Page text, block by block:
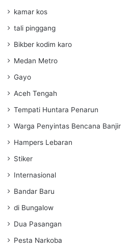
kamar kos
tali pinggang
Bikber kodim karo
Medan Metro
Gayo
Aceh Tengah
Tempati Huntara Penarun
Warga Penyintas Bencana Banjir
Hampers Lebaran
Stiker
Internasional
Bandar Baru
di Bungalow
Dua Pasangan
Pesta Narkoba